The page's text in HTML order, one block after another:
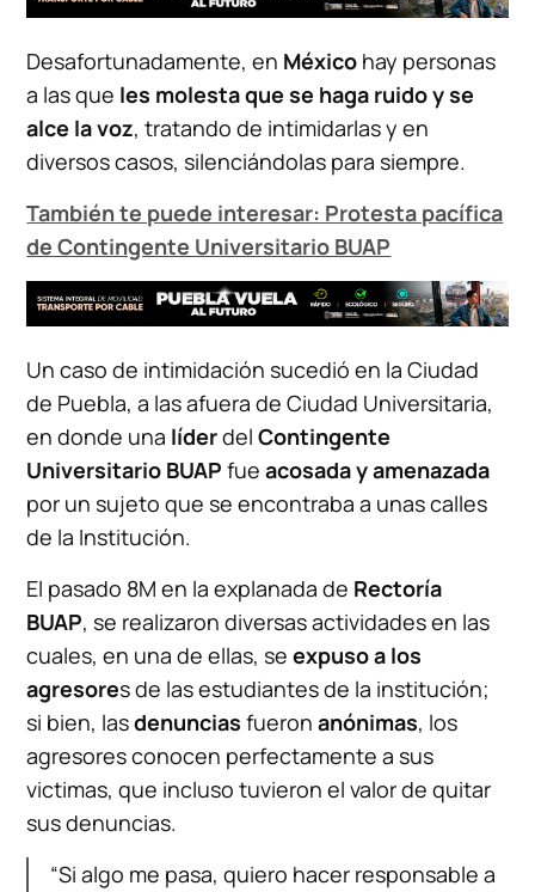
Desafortunadamente, en México hay personas
a las que les molesta que se haga ruido y se
alce la voz, tratando de intimidarlas y en
diversos casos, silenciándolas para siempre.
También te puede interesar: Protesta pacífica
de Contingente Universitario BUAP
Un caso de intimidación sucedió en la Ciudad
de Puebla, a las afuera de Ciudad Universitaria,
en donde una líderdelContingente
Universitario BUAP fueacosada y amenazada
por un sujeto que se encontraba a unas calles
de la Institución.
El pasado 8M en la explanada de Rectoría
BUAP, se realizaron diversas actividades en las
cuales, en una de ellas, seexpuso a los
agresores de las estudiantes de la institución;
si bien, lasdenunciasfueronanónimas, los
agresores conocen perfectamente a sus
victimas, que incluso tuvieron el valor de quitar
sus denuncias.
“Si algo me pasa, quiero hacer responsable a